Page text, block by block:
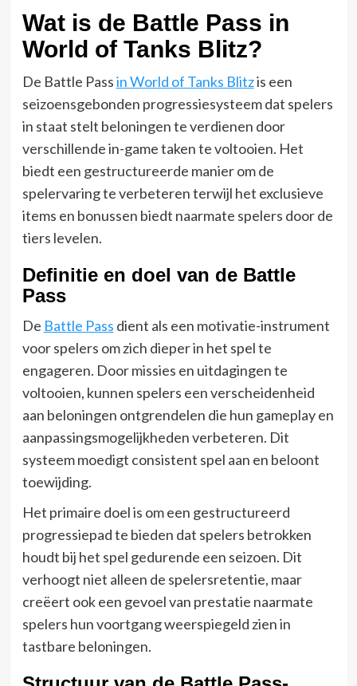
Wat is de Battle Pass in
World of Tanks Blitz?
De Battle Passin World of Tanks Blitzis een
seizoensgebonden progressiesysteem dat spelers
in staat stelt beloningen te verdienen door
verschillende in-game taken te voltooien. Het
biedt een gestructureerde manier om de
spelervaring te verbeteren terwijl het exclusieve
items en bonussen biedt naarmate spelers door de
tiers levelen.
Definitie en doel van de Battle
Pass
De Battle Pass dient als een motivatie-instrument
voor spelers om zich dieper in het spel te
engageren. Door missies en uitdagingen te
voltooien, kunnen spelers een verscheidenheid
aan beloningen ontgrendelen die hun gameplay en
aanpassingsmogelijkheden verbeteren. Dit
systeem moedigt consistent spel aan en beloont
toewijding.
Het primaire doel is om een gestructureerd
progressiepad te bieden dat spelers betrokken
houdt bij het spel gedurende een seizoen. Dit
verhoogt niet alleen de spelersretentie, maar
creëert ook een gevoel van prestatie naarmate
spelers hun voortgang weerspiegeld zien in
tastbare beloningen.